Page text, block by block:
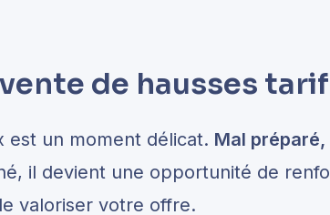
de hausses
est un moment délicat. Mal préparé,
il devient une opportunité de
valoriser votre offre.